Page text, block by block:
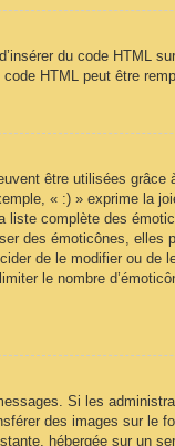
du code HTML
HTML peut être
être utilisées grâce
« :) » exprime la
complète des
des émoticônes, elles
de le modifier ou de
le nombre
Si les
des images sur le
hébergée sur un